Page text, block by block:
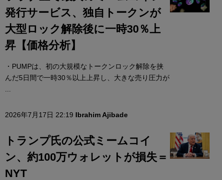
発行サービス、独自トークンが
大型ロック解除後に一時30％上
昇【価格分析】
・PUMPは、初の大規模なトークンロック解除を挟
んだ5日間で一時30％以上上昇し、大きな売り圧力が
2026年7月17日 22:19 Ibrahim Ajibade
トランプ氏の公式ミームコイ
ン、約100万ウォレットが損失＝
NYT